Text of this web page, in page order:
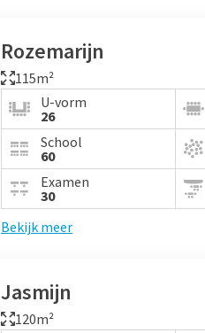
Rozemarijn
115m²
U-vorm
26
School
60
Examen
30
Bekijk meer
Jasmijn
120m²